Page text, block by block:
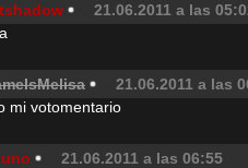
21.06.2011 a las
21.06.2011 a las
mi votomentario
21.06.2011 a las 06:55